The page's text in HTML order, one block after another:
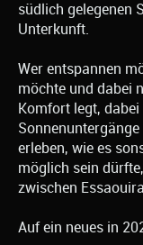
südlich gelegenen
Unterkunft.
Wer entspannen
möchte und dabei
Komfort legt,
erleben, wie es
möglich sein
zwischen
Auf ein neues in